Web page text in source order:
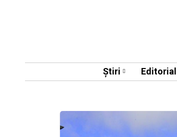
Știri Editorial